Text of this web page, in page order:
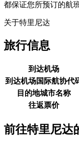
都保证您所预订的航
关于特里尼达
旅行信息
到达机场
到达机场国际航协代
目的地城市名称
往返票价
前往特里尼达